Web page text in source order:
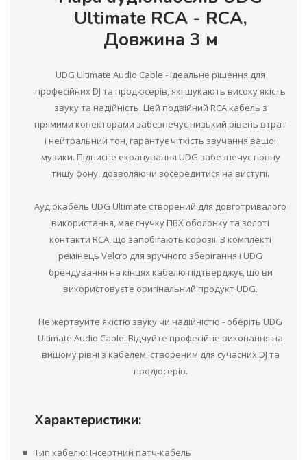
Ultimate RCA - RCA,
Довжина 3 м
UDG Ultimate Audio Cable - ідеальне рішення для
професійних DJ та продюсерів, які шукають високу якість
звуку та надійність. Цей подвійний RCA кабель з
прямими конекторами забезпечує низький рівень втрат
і нейтральний тон, гарантує чіткість звучання вашої
музики. Підписне екранування UDG забезпечує повну
тишу фону, дозволяючи зосередитися на виступі.
Аудіокабель UDG Ultimate створений для довготривалого
використання, має гнучку ПВХ оболонку та золоті
контакти RCA, що запобігають корозії. В комплекті
ремінець Velcro для зручного зберігання і UDG
брендування на кінцях кабелю підтверджує, що ви
використовуєте оригінальний продукт UDG.
Не жертвуйте якістю звуку чи надійністю - оберіть UDG
Ultimate Audio Cable. Відчуйте професійне виконання на
вищому рівні з кабелем, створеним для сучасних DJ та
продюсерів.
Характеристики:
Тип кабелю: Інсертний патч-кабель